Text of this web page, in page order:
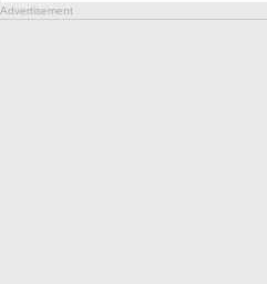
Advertisement